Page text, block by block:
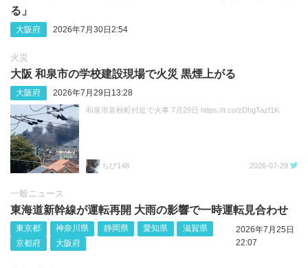
る」
大阪府 2026年7月30日2:54
火災
大阪 和泉市の学校建設現場で火災 黒煙上がる
大阪府 2026年7月29日13:28
和泉市富秋町付近で火事 7月29日 https://t.co/zDhgTazf1K
ちび148 2026-07-29
一般ニュース
東海道新幹線が運転再開 大雨の影響で一時運転見合わせ
東京都 神奈川県 静岡県 愛知県
滋賀県
京都府
大阪府
2026年7月25日
22:07